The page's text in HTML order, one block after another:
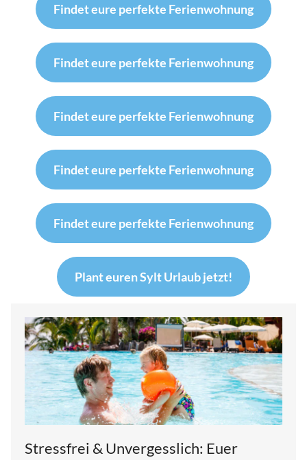
Findet eure perfekte Ferienwohnung
Findet eure perfekte Ferienwohnung
Findet eure perfekte Ferienwohnung
Findet eure perfekte Ferienwohnung
Findet eure perfekte Ferienwohnung
Plant euren Sylt Urlaub jetzt!
Stressfrei & Unvergesslich: Euer